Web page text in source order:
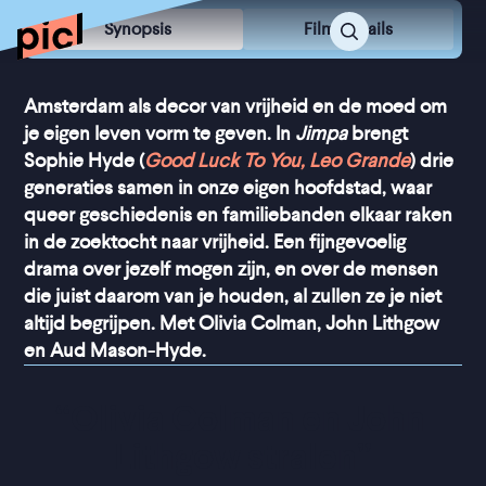
Synopsis Film Details
Amsterdam als decor van vrijheid en de moed om
je eigen leven vorm te geven. In Jimpabrengt
Sophie Hyde (Good Luck To You, Leo Grande) drie
generaties samen in onze eigen hoofdstad, waar
queer geschiedenis en familiebanden elkaar raken
in de zoektocht naar vrijheid. Een fijngevoelig
drama over jezelf mogen zijn, en over de mensen
die juist daarom van je houden, al zullen ze je niet
altijd begrijpen. Met Olivia Colman, John Lithgow
en Aud Mason-Hyde.